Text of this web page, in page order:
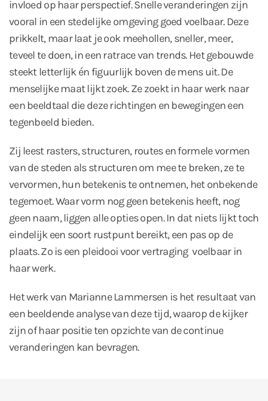
invloed op haar perspectief. Snelle veranderingen zijn
vooral in een stedelijke omgeving goed voelbaar. Deze
prikkelt, maar laat je ook meehollen, sneller, meer,
teveel te doen, in een ratrace van trends. Het gebouwde
steekt letterlijk én figuurlijk boven de mens uit. De
menselijke maat lijkt zoek. Ze zoekt in haar werk naar
een beeldtaal die deze richtingen en bewegingen een
tegenbeeld bieden.
Zij leest rasters, structuren, routes en formele vormen
van de steden als structuren om mee te breken, ze te
vervormen, hun betekenis te ontnemen, het onbekende
tegemoet. Waar vorm nog geen betekenis heeft, nog
geen naam, liggen alle opties open. In dat niets lijkt toch
eindelijk een soort rustpunt bereikt, een pas op de
plaats. Zo is een pleidooi voor vertraging voelbaar in
haar werk.
Het werk van Marianne Lammersen is het resultaat van
een beeldende analyse van deze tijd, waarop de kijker
zijn of haar positie ten opzichte van de continue
veranderingen kan bevragen.